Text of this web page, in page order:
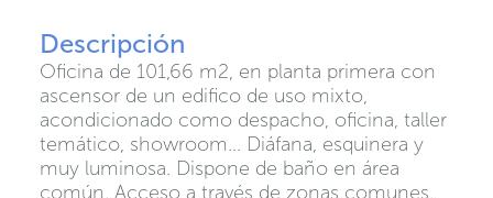
Descripción
Oficina de 101,66 m2, en planta primera con
ascensor de un edifico de uso mixto,
acondicionado como despacho, oficina, taller
temático, showroom... Diáfana, esquinera y
muy luminosa. Dispone de baño en área
común. Acceso a través de zonas comunes.